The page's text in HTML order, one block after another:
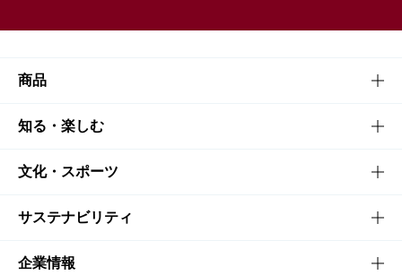
商品
商品TOP
商品一覧
商品発売情報
栄養成分一覧
知る・楽しむ
知る・楽しむTOP
キャンペーン
工場見学
文化・スポーツ
文化・スポーツTOP
サントリーホール
サステナビリティ
サステナビリティTOP
企業情報